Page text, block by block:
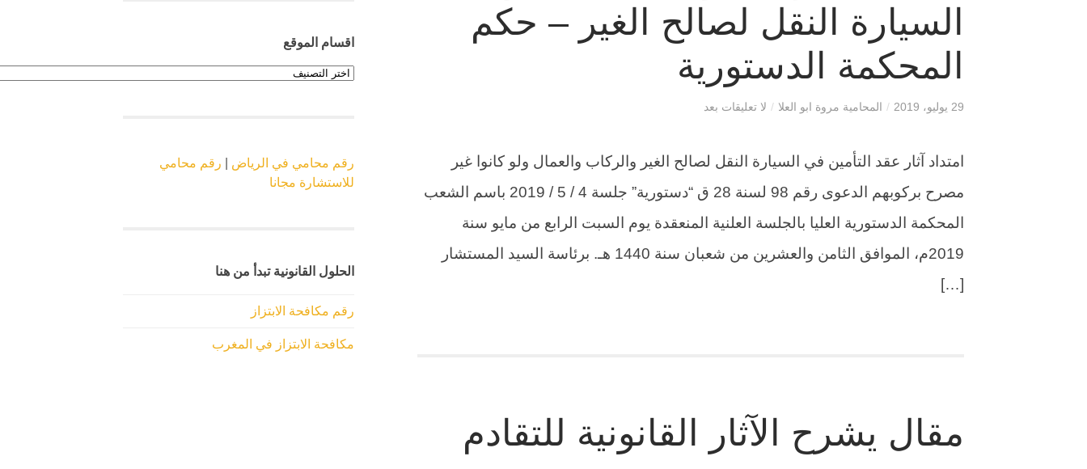
السيارة النقل لصالح الغير – حكم
المحكمة الدستورية
29 يوليو، 2019 / المحامية مروة ابو العلا / لا تعليقات بعد
امتداد آثار عقد التأمين في السيارة النقل لصالح الغير والركاب والعمال ولو كانوا غير
مصرح بركوبهم الدعوى رقم 98 لسنة 28 ق “دستورية” جلسة 4 / 5 / 2019 باسم الشعب
المحكمة الدستورية العليا بالجلسة العلنية المنعقدة يوم السبت الرابع من مايو سنة
2019م، الموافق الثامن والعشرين من شعبان سنة 1440 هـ. برئاسة السيد المستشار
[…]
مقال يشرح الآثار القانونية للتقادم
اقسام الموقع
اقسام
الموقع
رقم محامي في الرياض
رقم محامي
للاستشارة مجانا
الحلول القانونية تبدأ من هنا
رقم مكافحة الابتزاز
مكافحة الابتزاز في المغرب